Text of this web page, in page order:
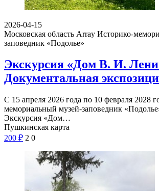
2026-04-15
Московская область Array Историко-
заповедник «Подолье»
Экскурсия «Дом В. И.
Документальная
С 15 апреля 2026 года по 10 февраля 2028
мемориальный музей-заповедник
Экскурсия «Дом…
Пушкинская карта
200 ₽ 2 0